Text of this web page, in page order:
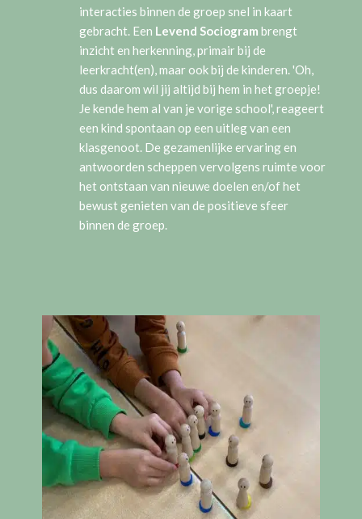
interacties binnen de groep snel in kaart
gebracht. Een Levend Sociogram brengt
inzicht en herkenning, primair bij de
leerkracht(en), maar ook bij de kinderen. 'Oh,
dus daarom wil jij altijd bij hem in het groepje!
Je kende hem al van je vorige school', reageert
een kind spontaan op een uitleg van een
klasgenoot. De gezamenlijke ervaring en
antwoorden scheppen vervolgens ruimte voor
het ontstaan van nieuwe doelen en/of het
bewust genieten van de positieve sfeer
binnen de groep.